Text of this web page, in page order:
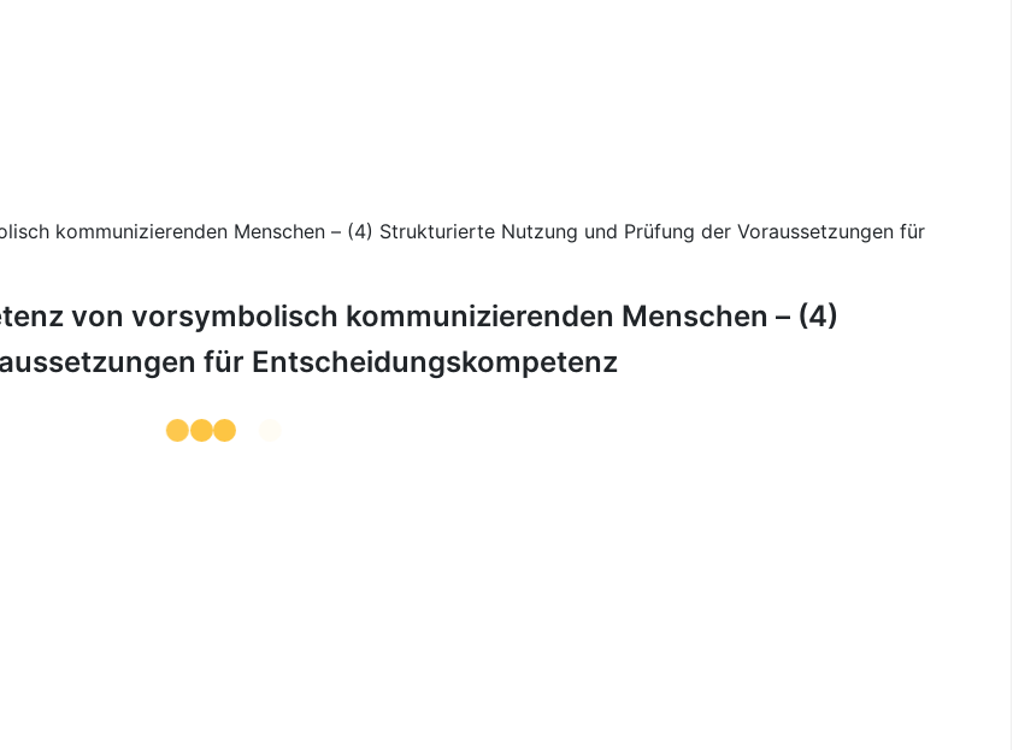
kommunizierenden Menschen – (4) Strukturierte Nutzung und Prüfung der Voraussetzungen für
von vorsymbolisch kommunizierenden Menschen – (4)
für Entscheidungskompetenz